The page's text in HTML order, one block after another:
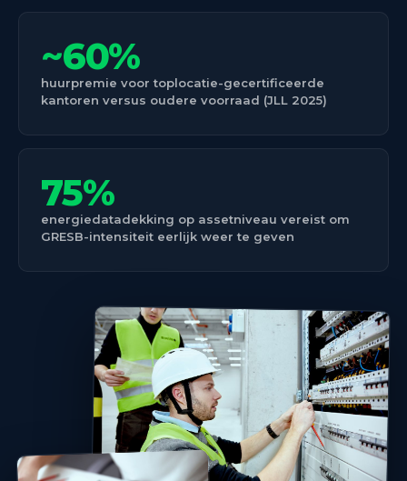
~60%
huurpremie voor toplocatie-gecertificeerde
kantoren versus oudere voorraad (JLL 2025)
75%
energiedatadekking op assetniveau vereist om
GRESB-intensiteit eerlijk weer te geven